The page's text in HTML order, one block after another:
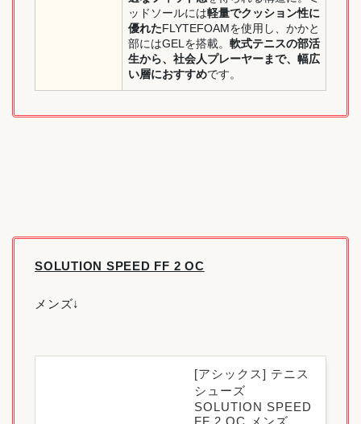
ッドソールには軽量でクッション性に
優れたFLYTEFOAMを使用し、かかと
部にはGELを搭載。 軟式テニスの部活
生から、社会人プレーヤーまで、幅広
い層におすすめです。
SOLUTION SPEED FF 2 OC
メンズ↓
[アシックス] テニス
シューズ
SOLUTION SPEED
FF 2 OC メンズ